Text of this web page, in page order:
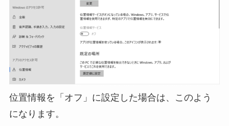
位置情報を「オフ」に設定した場合は、このよう
になります。